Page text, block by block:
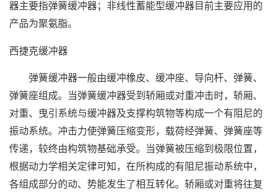
器主要指弹簧缓冲器；非线性蓄能型缓冲器目前主要应用的
产品为聚氨脂。
西捷克缓冲器
弹簧缓冲器一般由缓冲橡皮、缓冲座、导向杆、弹簧、
弹簧座组成。当弹簧缓冲器受到轿厢或对重冲击时，轿厢、
对重、曳引系统与缓冲器及支撑构筑物等构成一个有阻尼的
振动系统。冲击力使弹簧压缩变形，载荷经弹簧、弹簧座等
传递，较终由构筑物基础承受。当弹簧被压缩到极限位置，
根据动力学相关定律可知，在所构成的有阻尼振动系统中，
各组成部分的动、势能发生了相互转化。轿厢或对重将往复